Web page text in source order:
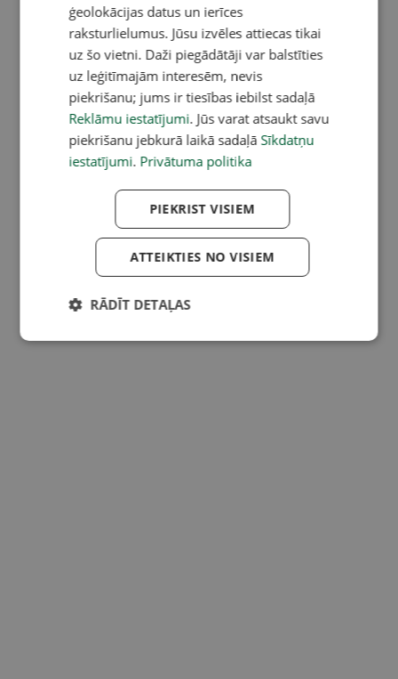
ģeolokācijas datus un ierīces
raksturlielumus. Jūsu izvēles attiecas tikai
uz šo vietni. Daži piegādātāji var balstīties
uz leģitīmajām interesēm, nevis
piekrišanu; jums ir tiesības iebilst sadaļā
Reklāmu iestatījumi. Jūs varat atsaukt savu
piekrišanu jebkurā laikā sadaļā Sīkdatņu
iestatījumi. Privātuma politika
PIEKRIST VISIEM
ATTEIKTIES NO VISIEM
RĀDĪT DETAĻAS